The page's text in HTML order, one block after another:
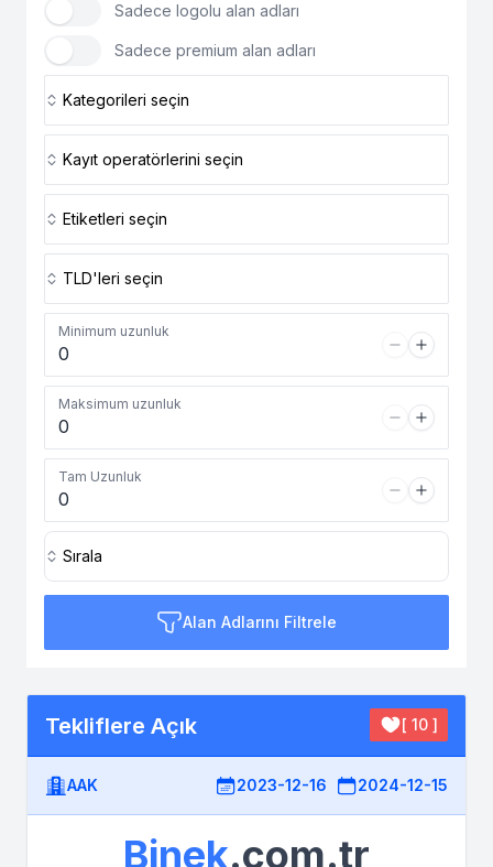
Sadece logolu alan adları
Sadece premium alan adları
Kategorileri seçin
Kayıt operatörlerini seçin
Etiketleri seçin
TLD'leri seçin
Minimum uzunluk
Maksimum uzunluk
Tam Uzunluk
Sırala
Alan Adlarını Filtrele
Tekliflere Açık [ 10 ]
AAK 2023-12-16 2024-12-15
Binek.com.tr